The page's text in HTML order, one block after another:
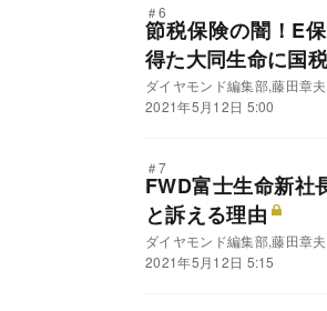
＃6
節税保険の闇！E
得た大同生命に国
ダイヤモンド編集部,藤田章夫
2021年5月12日 5:00
＃7
FWD富士生命新社
と訴える理由
ダイヤモンド編集部,藤田章夫
2021年5月12日 5:15